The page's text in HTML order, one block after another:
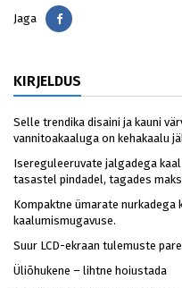
Jaga Jaga
KIRJELDUS
Selle trendika disaini ja kauni
vannitoakaaluga on kehakaalu
Isereguleeruvate jalgadega
tasastel pindadel, tagades
Kompaktne ümarate
kaalumismugavuse.
Suur LCD-ekraan tulemuste
Üliõhukene – lihtne hoiustada